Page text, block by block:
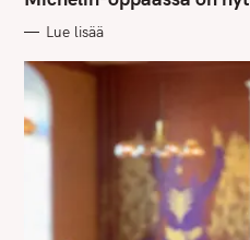
O
I
S
Lue lisää